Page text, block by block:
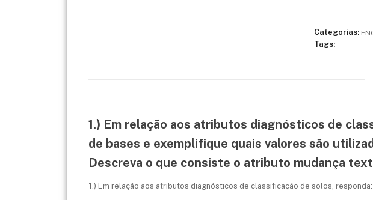
Categorias:
Tags:
1.) Em relação aos atributos diagnósticos de
de bases e exemplifique quais valores são
Descreva o que consiste o atributo mudança
1.) Em relação aos atributos diagnósticos de classificação de solos, responda: